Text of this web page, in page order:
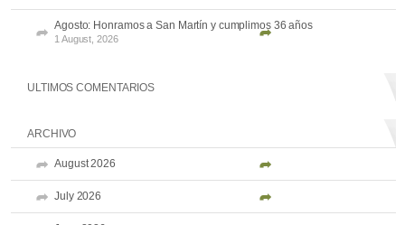
Agosto: Honramos a San Martín y cumplimos 36 años
1 August, 2026
ULTIMOS COMENTARIOS
ARCHIVO
August 2026
July 2026